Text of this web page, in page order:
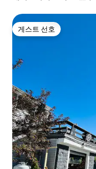
게스트 선호
게스트 선호